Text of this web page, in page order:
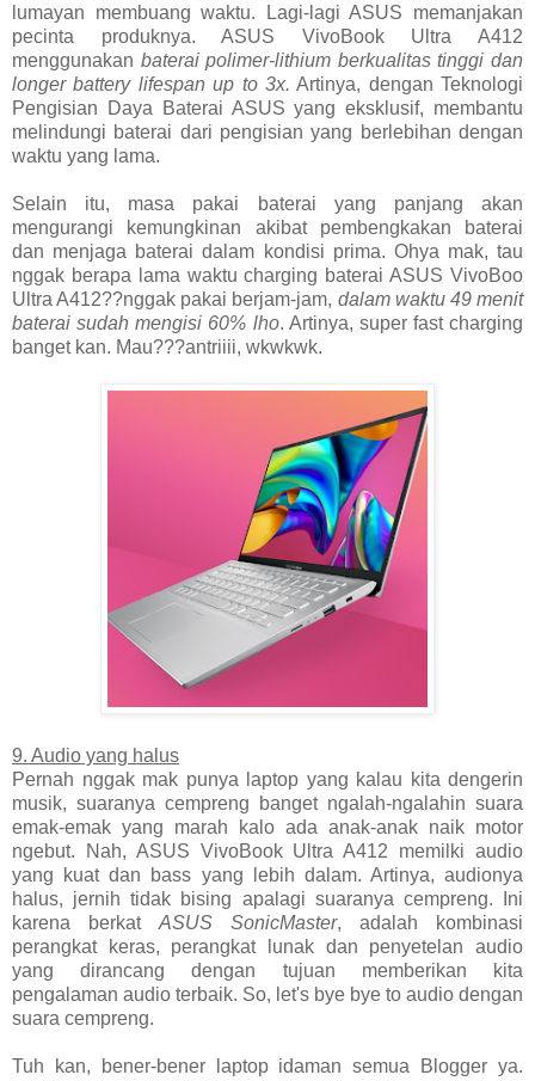
lumayan membuang waktu. Lagi-lagi ASUS memanjakan
pecinta produknya. ASUS VivoBook Ultra A412
menggunakan baterai polimer-lithium berkualitas tinggi dan
longer battery lifespan up to 3x. Artinya, dengan Teknologi
Pengisian Daya Baterai ASUS yang eksklusif, membantu
melindungi baterai dari pengisian yang berlebihan dengan
waktu yang lama.
Selain itu, masa pakai baterai yang panjang akan
mengurangi kemungkinan akibat pembengkakan baterai
dan menjaga baterai dalam kondisi prima. Ohya mak, tau
nggak berapa lama waktu charging baterai ASUS VivoBoo
Ultra A412??nggak pakai berjam-jam, dalam waktu 49 menit
baterai sudah mengisi 60% lho. Artinya, super fast charging
banget kan. Mau???antriiii, wkwkwk.
9. Audio yang halus
Pernah nggak mak punya laptop yang kalau kita dengerin
musik, suaranya cempreng banget ngalah-ngalahin suara
emak-emak yang marah kalo ada anak-anak naik motor
ngebut. Nah, ASUS VivoBook Ultra A412 memilki audio
yang kuat dan bass yang lebih dalam. Artinya, audionya
halus, jernih tidak bising apalagi suaranya cempreng. Ini
karena berkat ASUS SonicMaster, adalah kombinasi
perangkat keras, perangkat lunak dan penyetelan audio
yang dirancang dengan tujuan memberikan kita
pengalaman audio terbaik. So, let's bye bye to audio dengan
suara cempreng.
Tuh kan, bener-bener laptop idaman semua Blogger ya.